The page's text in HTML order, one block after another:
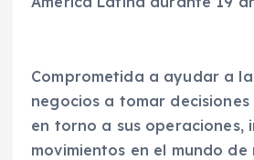
Comprometida a ayudar a
negocios a tomar
en torno a sus operaciones,
movimientos en el mundo de